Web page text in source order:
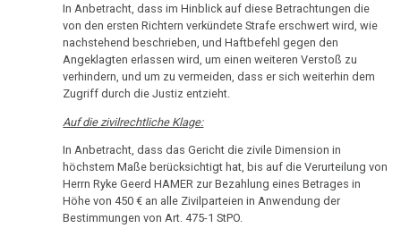
In Anbetracht, dass im Hinblick auf diese Betrachtungen die
von den ersten Richtern verkündete Strafe erschwert wird, wie
nachstehend beschrieben, und Haftbefehl gegen den
Angeklagten erlassen wird, um einen weiteren Verstoß zu
verhindern, und um zu vermeiden, dass er sich weiterhin dem
Zugriff durch die Justiz entzieht.
Auf die zivilrechtliche Klage:
In Anbetracht, dass das Gericht die zivile Dimension in
höchstem Maße berücksichtigt hat, bis auf die Verurteilung von
Herrn Ryke Geerd HAMER zur Bezahlung eines Betrages in
Höhe von 450 € an alle Zivilparteien in Anwendung der
Bestimmungen von Art. 475-1 StPO.